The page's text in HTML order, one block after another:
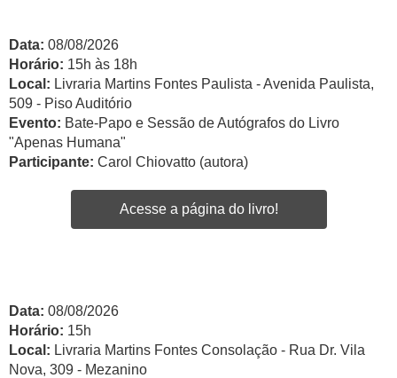
Data: 08/08/2026
Horário: 15h às 18h
Local: Livraria Martins Fontes Paulista - Avenida Paulista,
509 - Piso Auditório
Evento: Bate-Papo e Sessão de Autógrafos do Livro
"Apenas Humana"
Participante: Carol Chiovatto (autora)
Acesse a página do livro!
Data: 08/08/2026
Horário: 15h
Local: Livraria Martins Fontes Consolação - Rua Dr. Vila
Nova, 309 - Mezanino